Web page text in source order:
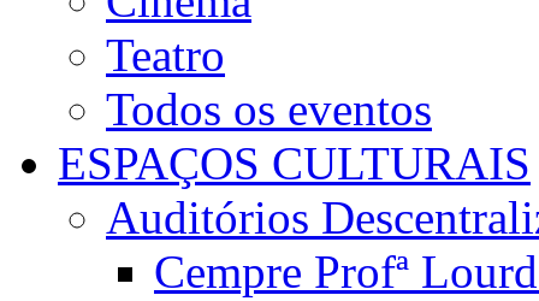
Teatro
Todos os eventos
ESPAÇOS CULTURAIS
Auditórios
Cempre Profª